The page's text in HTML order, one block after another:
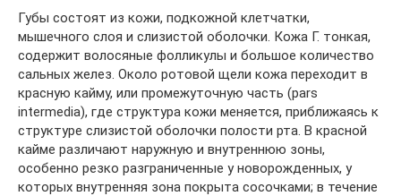
Губы состоят из кожи, подкожной клетчатки,
мышечного слоя и слизистой оболочки. Кожа Г. тонкая,
содержит волосяные фолликулы и большое количество
сальных желез. Около ротовой щели кожа переходит в
красную кайму, или промежуточную часть (pars
intermedia), где структура кожи меняется, приближаясь к
структуре слизистой оболочки полости рта. В красной
кайме различают наружную и внутреннюю зоны,
особенно резко разграниченные у новорожденных, у
которых внутренняя зона покрыта сосочками; в течение